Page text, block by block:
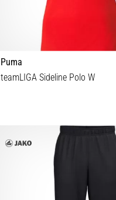
Puma
teamLIGA Sideline Polo W
XS XL